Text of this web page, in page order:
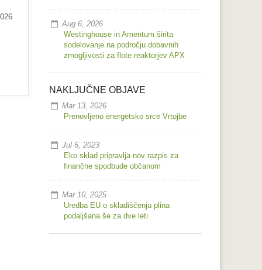
Aug 6, 2026
Westinghouse in Amentum širita
sodelovanje na področju dobavnih
zmogljivosti za flote reaktorjev APX
NAKLJUČNE OBJAVE
Mar 13, 2026
Prenovljeno energetsko srce Vrtojbe
Jul 6, 2023
Eko sklad pripravlja nov razpis za
finančne spodbude občanom
Mar 10, 2025
Uredba EU o skladiščenju plina
podaljšana še za dve leti